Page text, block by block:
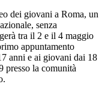
dei giovani a Roma, un
senza
tra il 2 e il 4 maggio
appuntamento
anni e ai giovani dai 18
presso la comunità